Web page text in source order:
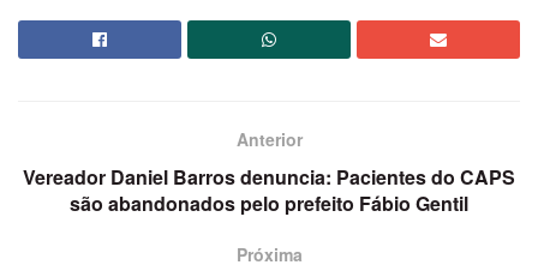
Anterior
Vereador Daniel Barros denuncia: Pacientes do CAPS
são abandonados pelo prefeito Fábio Gentil
Próxima